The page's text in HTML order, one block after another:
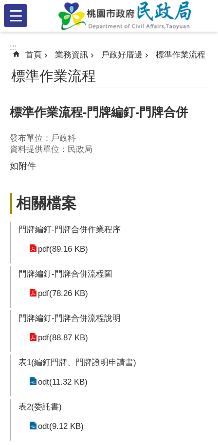
跳到主要內容區塊
:::
:::
:::
首頁 業務資訊 戶政好厝邊 標準作業流程
標準作業流程
標準作業流程-門牌編釘-門牌合併
發布單位：戶政科
資料提供單位：民政局
如附件
相關檔案
門牌編釘-門牌合併作業程序
pdf(89.16 KB)
門牌編釘-門牌合併流程圖
pdf(78.26 KB)
門牌編釘-門牌合併流程說明
pdf(88.87 KB)
表1(編釘門牌、門牌證明申請書)
odt(11.32 KB)
表2(委託書)
odt(9.12 KB)